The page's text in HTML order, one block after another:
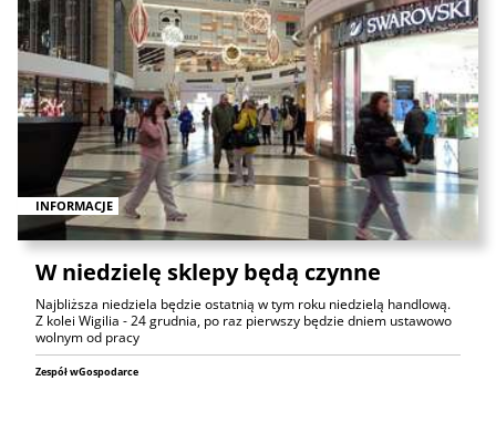
INFORMACJE
W niedzielę sklepy będą czynne
Najbliższa niedziela będzie ostatnią w tym roku niedzielą handlową.
Z kolei Wigilia - 24 grudnia, po raz pierwszy będzie dniem ustawowo
wolnym od pracy
Zespół wGospodarce